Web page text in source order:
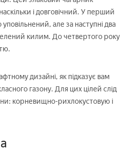
і довговічний. У перший
але за наступні два
килим. До четвертого року
дизайні, як підказує вам
газону. Для цих цілей слід
корневищно-рихлокустовую і